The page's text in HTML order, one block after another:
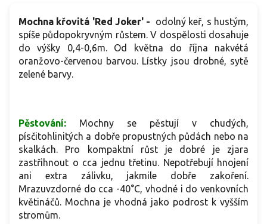
Mochna křovitá 'Red Joker' -
odolný keř, s hustým,
spíše půdopokryvným růstem. V dospělosti dosahuje
do výšky 0,4-0,6m. Od května do října nakvétá
oranžovo-červenou barvou. Lístky jsou drobné, sytě
zelené barvy.
Pěstování:
Mochny se pěstují v chudých,
písčitohlinitých a dobře propustných půdách nebo na
skalkách. Pro kompaktní růst je dobré je zjara
zastřihnout o cca jednu třetinu. Nepotřebují hnojení
ani extra zálivku, jakmile dobře zakoření.
Mrazuvzdorné do cca -40°C, vhodné i do venkovních
květináčů. Mochna je vhodná jako podrost k vyšším
stromům.